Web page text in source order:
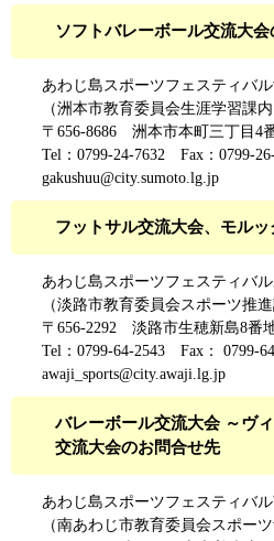
ソフトバレーボール交流大
あわじ島スポーツフェスティバ
（洲本市教育委員会生涯学習課内
〒656-8686 洲本市本町三丁目4
Tel：0799-24-7632 Fax：0799-
gakushuu@city.sumoto.lg.jp
フットサル交流大会、モル
あわじ島スポーツフェスティバ
（淡路市教育委員会スポーツ推進
〒656-2292 淡路市生穂新島8番
Tel：0799-64-2543 Fax： 0799-
awaji_sports@city.awaji.lg.jp
バレーボール交流大会 ～ヴ
交流大会のお問合せ先
あわじ島スポーツフェスティバ
（南あわじ市教育委員会スポーツ